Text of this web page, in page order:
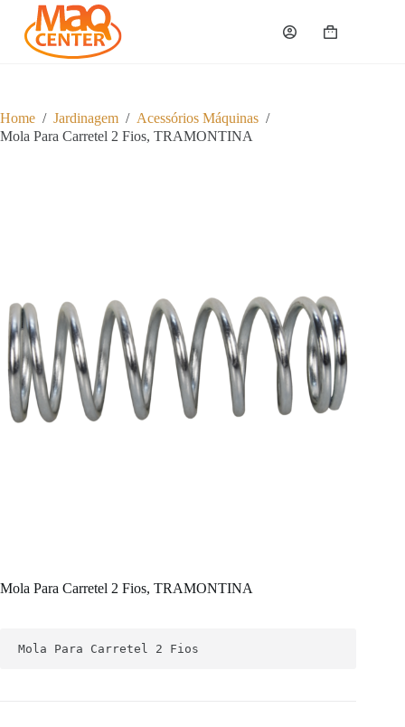
u
a
r
Carrinho
Home / Jardinagem / Acessórios Máquinas /
Mola Para Carretel 2 Fios, TRAMONTINA
Mola Para Carretel 2 Fios, TRAMONTINA
Mola Para Carretel 2 Fios